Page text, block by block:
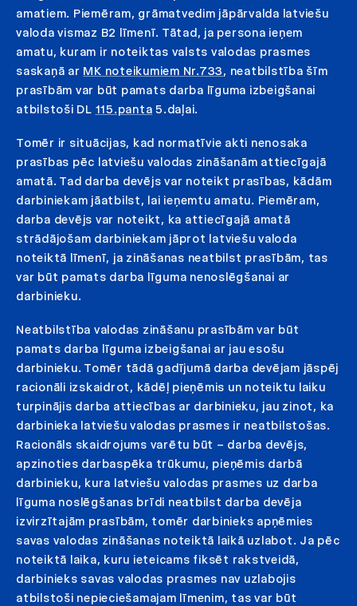
amatiem. Piemēram, grāmatvedim jāpārvalda latviešu
valoda vismaz B2 līmenī. Tātad, ja persona ieņem
amatu, kuram ir noteiktas valsts valodas prasmes
saskaņā ar MK noteikumiem Nr.733, neatbilstība šīm
prasībām var būt pamats darba līguma izbeigšanai
atbilstoši DL 115.panta 5.daļai.
Tomēr ir situācijas, kad normatīvie akti nenosaka
prasības pēc latviešu valodas zināšanām attiecīgajā
amatā. Tad darba devējs var noteikt prasības, kādām
darbiniekam jāatbilst, lai ieņemtu amatu. Piemēram,
darba devējs var noteikt, ka attiecīgajā amatā
strādājošam darbiniekam jāprot latviešu valoda
noteiktā līmenī, ja zināšanas neatbilst prasībām, tas
var būt pamats darba līguma nenoslēgšanai ar
darbinieku.
Neatbilstība valodas zināšanu prasībām var būt
pamats darba līguma izbeigšanai ar jau esošu
darbinieku. Tomēr tādā gadījumā darba devējam jāspēj
racionāli izskaidrot, kādēļ pieņēmis un noteiktu laiku
turpinājis darba attiecības ar darbinieku, jau zinot, ka
darbinieka latviešu valodas prasmes ir neatbilstošas.
Racionāls skaidrojums varētu būt – darba devējs,
apzinoties darbaspēka trūkumu, pieņēmis darbā
darbinieku, kura latviešu valodas prasmes uz darba
līguma noslēgšanas brīdi neatbilst darba devēja
izvirzītajām prasībām, tomēr darbinieks apņēmies
savas valodas zināšanas noteiktā laikā uzlabot. Ja pēc
noteiktā laika, kuru ieteicams fiksēt rakstveidā,
darbinieks savas valodas prasmes nav uzlabojis
atbilstoši nepieciešamajam līmenim, tas var būt